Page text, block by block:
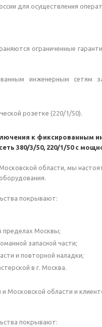
для осуществления
ограниченные
инженерным сетям
розетке (220/1/50).
к фиксированным
380/3/50, 220/1/50 с
области, мы
покрывают:
пределах Москвы;
запасной части;
и повторной наладки;
в г. Москва.
Московской области и
покрывают: